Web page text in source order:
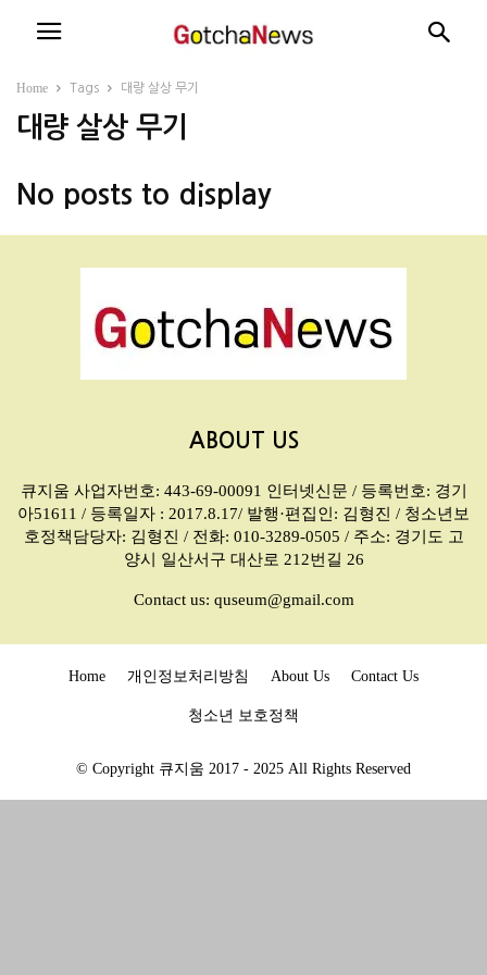
Home Tags 대량 살상 무기
대량 살상 무기
No posts to display
ABOUT US
큐지움 사업자번호: 443-69-00091 인터넷신문 / 등록번호: 경기
아51611 / 등록일자 : 2017.8.17/ 발행·편집인: 김형진 / 청소년보
호정책담당자: 김형진 / 전화: 010-3289-0505 / 주소: 경기도 고
양시 일산서구 대산로 212번길 26
Contact us: quseum@gmail.com
Home 개인정보처리방침 About Us Contact Us
청소년 보호정책
© Copyright 큐지움 2017 - 2025 All Rights Reserved